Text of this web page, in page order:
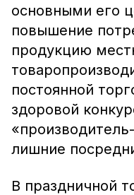
основными его
повышение
продукцию
постоянной
здоровой
лишние
В праздничной